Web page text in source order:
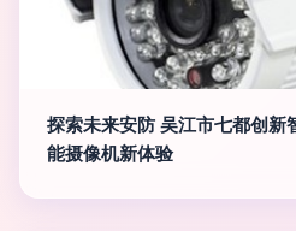
探索未来安防 吴江市七都创新
能摄像机新体验